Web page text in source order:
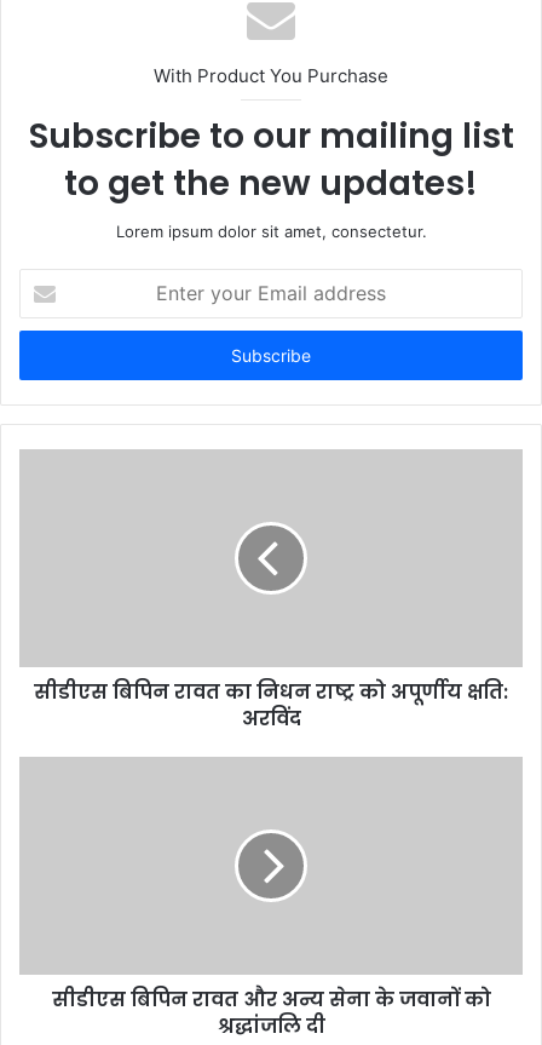
With Product You Purchase
Subscribe to our mailing list
to get the new updates!
Lorem ipsum dolor sit amet, consectetur.
your
Email
सीडीएस बिपिन रावत का निधन राष्ट्र को अपूर्णीय क्षति:
अरविंद
सीडीएस बिपिन रावत और अन्य सेना के जवानों को
श्रद्धांजलि दी